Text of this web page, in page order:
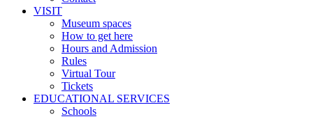
VISIT
Museum spaces
How to get here
Hours and Admission
Rules
Virtual Tour
Tickets
EDUCATIONAL SERVICES
Schools